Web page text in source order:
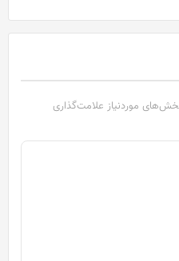
موردنیاز علامت‌گذاری